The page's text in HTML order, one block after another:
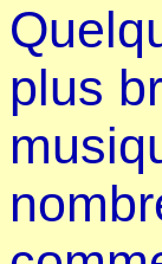
plus